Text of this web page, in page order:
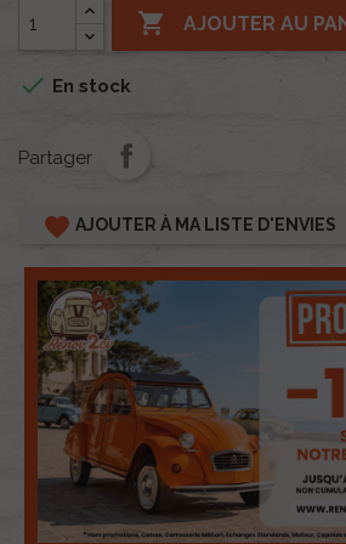
 AJOUTER AU
 En stock
Partager
favorite AJOUTER À MA LISTE D'ENVIES